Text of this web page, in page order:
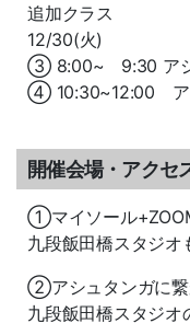
追加クラス
12/30(火)
③ 8:00~ 9:30 アシ
④ 10:30~12:00 ア
開催会場・アクセ
①マイソール
九段飯田橋スタジオ
②アシュタンガに繋
九段飯田橋スタジオ